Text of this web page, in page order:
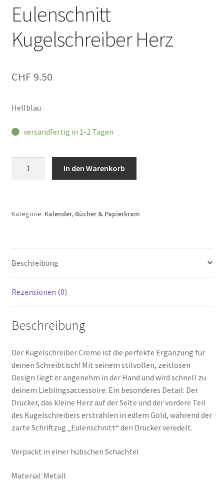
Eulenschnitt
Kugelschreiber Herz
CHF9.50
Hellblau
versandfertig in 1-2 Tagen
In den Warenkorb
Kategorie: Kalender, Bücher & Papierkram
Beschreibung
Rezensionen (0)
Beschreibung
Der Kugelschreiber Creme ist die perfekte Ergänzung für
deinen Schreibtisch! Mit seinem stilvollen, zeitlosen
Design liegt er angenehm in der Hand und wird schnell zu
deinem Lieblingsaccessoire. Ein besonderes Detail: Der
Drücker, das kleine Herz auf der Seite und der vordere Teil
des Kugelschreibers erstrahlen in edlem Gold, während der
zarte Schriftzug „Eulenschnitt“ den Drücker veredelt.
Verpackt in einer hübschen Schachtel
Material: Metall